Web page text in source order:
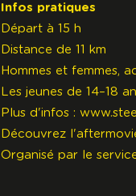
Infos pratiques
Départ à 15 h
Distance de 11 km
Hommes et femmes,
Les jeunes de 14–18
Plus d'infos :
Découvrez
Organisé par le